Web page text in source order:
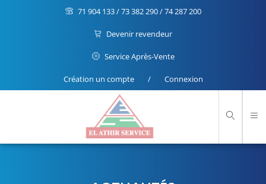
71 904 133 / 73 382 290 / 74 287 200
Devenir revendeur
Service Après-Vente
Création un compte / Connexion